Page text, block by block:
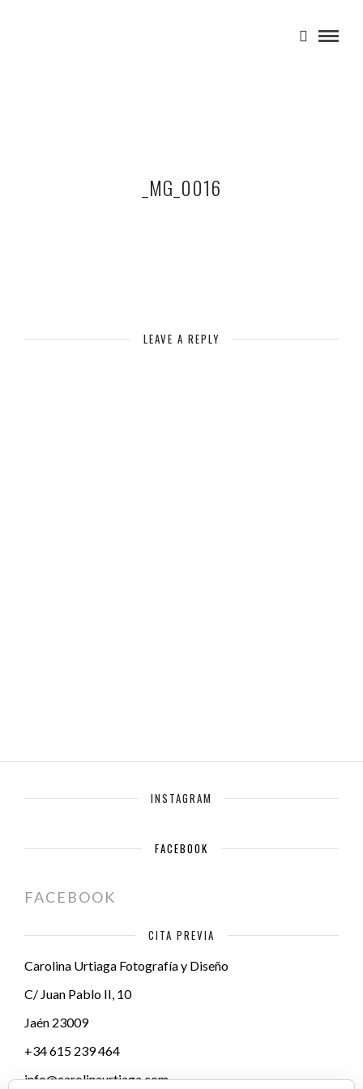
_MG_0016
LEAVE A REPLY
INSTAGRAM
FACEBOOK
FACEBOOK
CITA PREVIA
Carolina Urtiaga Fotografía y Diseño
C/ Juan Pablo II, 10
Jaén 23009
+34 615 239 464
info@carolinaurtiaga.com